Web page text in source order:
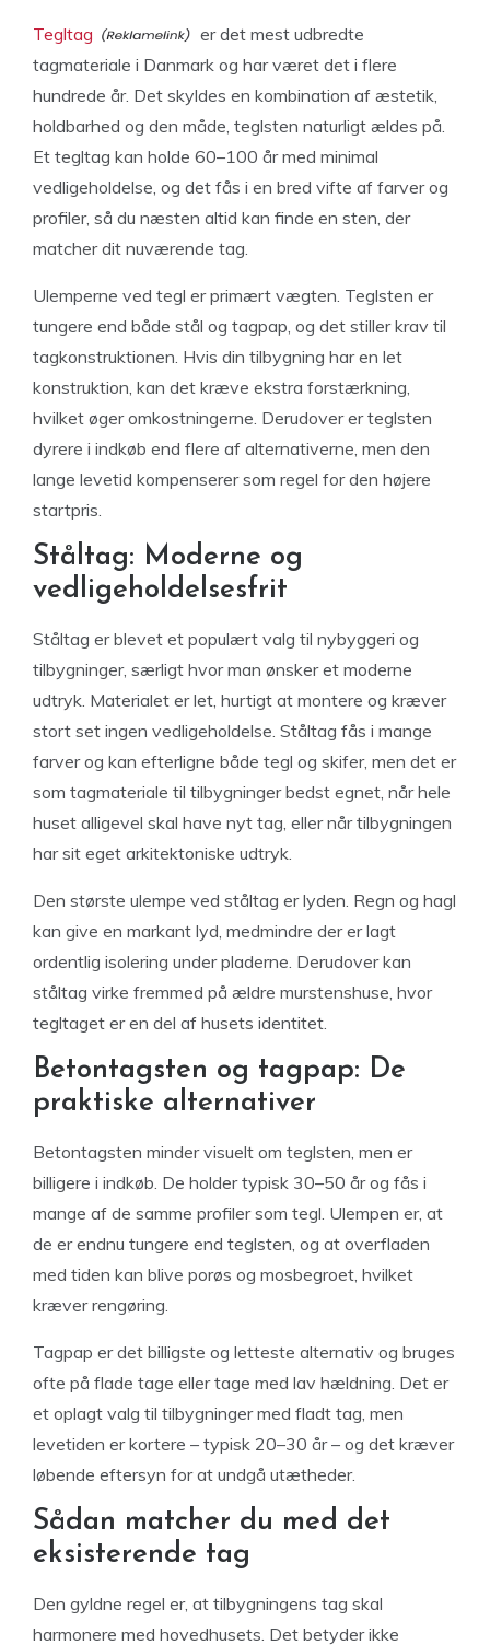
Tegltag
er det mest udbredte
tagmateriale i Danmark og har været det i flere
hundrede år. Det skyldes en kombination af æstetik,
holdbarhed og den måde, teglsten naturligt ældes på.
Et tegltag kan holde 60–100 år med minimal
vedligeholdelse, og det fås i en bred vifte af farver og
profiler, så du næsten altid kan finde en sten, der
matcher dit nuværende tag.
Ulemperne ved tegl er primært vægten. Teglsten er
tungere end både stål og tagpap, og det stiller krav til
tagkonstruktionen. Hvis din tilbygning har en let
konstruktion, kan det kræve ekstra forstærkning,
hvilket øger omkostningerne. Derudover er teglsten
dyrere i indkøb end flere af alternativerne, men den
lange levetid kompenserer som regel for den højere
startpris.
Ståltag: Moderne og
vedligeholdelsesfrit
Ståltag er blevet et populært valg til nybyggeri og
tilbygninger, særligt hvor man ønsker et moderne
udtryk. Materialet er let, hurtigt at montere og kræver
stort set ingen vedligeholdelse. Ståltag fås i mange
farver og kan efterligne både tegl og skifer, men det er
som tagmateriale til tilbygninger bedst egnet, når hele
huset alligevel skal have nyt tag, eller når tilbygningen
har sit eget arkitektoniske udtryk.
Den største ulempe ved ståltag er lyden. Regn og hagl
kan give en markant lyd, medmindre der er lagt
ordentlig isolering under pladerne. Derudover kan
ståltag virke fremmed på ældre murstenshuse, hvor
tegltaget er en del af husets identitet.
Betontagsten og tagpap: De
praktiske alternativer
Betontagsten minder visuelt om teglsten, men er
billigere i indkøb. De holder typisk 30–50 år og fås i
mange af de samme profiler som tegl. Ulempen er, at
de er endnu tungere end teglsten, og at overfladen
med tiden kan blive porøs og mosbegroet, hvilket
kræver rengøring.
Tagpap er det billigste og letteste alternativ og bruges
ofte på flade tage eller tage med lav hældning. Det er
et oplagt valg til tilbygninger med fladt tag, men
levetiden er kortere – typisk 20–30 år – og det kræver
løbende eftersyn for at undgå utætheder.
Sådan matcher du med det
eksisterende tag
Den gyldne regel er, at tilbygningens tag skal
harmonere med hovedhusets. Det betyder ikke